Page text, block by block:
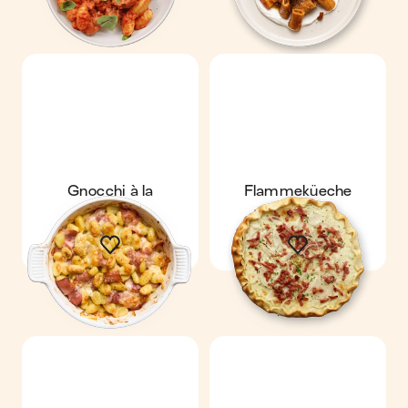
Gnocchi à la
parisienne
Flammeküeche